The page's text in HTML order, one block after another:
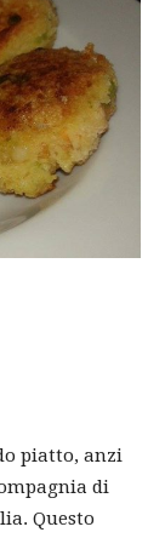
piatto, anzi
di
Questo